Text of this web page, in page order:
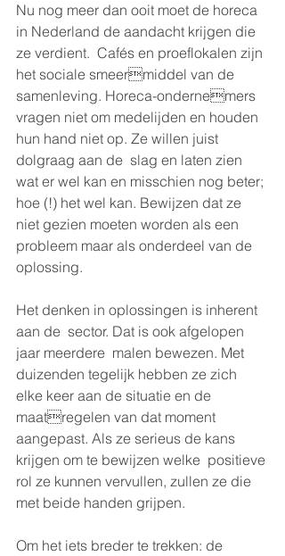
Nu nog meer dan ooit moet de horeca
in Nederland de aandacht krijgen die
ze verdient.  Cafés en proeflokalen zijn
het sociale smeermiddel van de
samenleving. Horeca-ondernemers
vragen niet om medelijden en houden
hun hand niet op. Ze willen juist
dolgraag aan de  slag en laten zien
wat er wel kan en misschien nog beter;
hoe (!) het wel kan. Bewijzen dat ze
niet gezien moeten worden als een
probleem maar als onderdeel van de
oplossing.
Het denken in oplossingen is inherent
aan de  sector. Dat is ook afgelopen
jaar meerdere  malen bewezen. Met
duizenden tegelijk hebben ze zich
elke keer aan de situatie en de
maatregelen van dat moment
aangepast. Als ze serieus de kans
krijgen om te bewijzen welke  positieve
rol ze kunnen vervullen, zullen ze die
met beide handen grijpen.
Om het iets breder te trekken: de